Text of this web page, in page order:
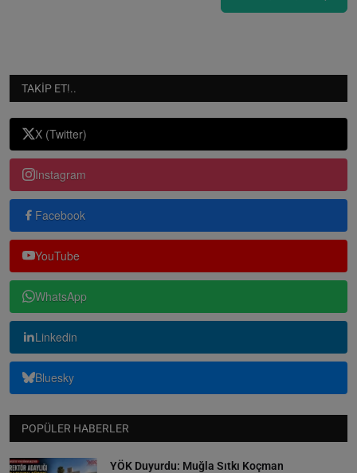
TAKIP ET!..
X (Twitter)
Instagram
Facebook
YouTube
WhatsApp
Linkedin
Bluesky
POPÜLER HABERLER
YÖK Duyurdu: Muğla Sıtkı Koçman